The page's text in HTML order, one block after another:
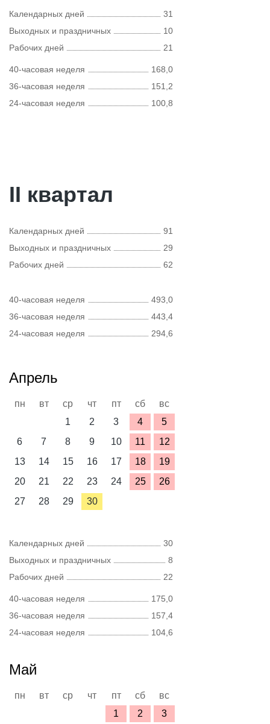
Календарных дней
31
Выходных и праздничных
10
Рабочих дней
21
40-часовая неделя
168,0
36-часовая неделя
151,2
24-часовая неделя
100,8
II квартал
Календарных дней
91
Выходных и праздничных
29
Рабочих дней
62
40-часовая неделя
493,0
36-часовая неделя
443,4
24-часовая неделя
294,6
Апрель
пн вт ср чт пт сб
вс
1
2 3 4
5
6
7 8 9 10 11
12
13
14 15 16 17 18
19
20
21 22 23 24 25
26
27
28 29 30
Календарных дней
30
Выходных и праздничных
8
Рабочих дней
22
40-часовая неделя
175,0
36-часовая неделя
157,4
24-часовая неделя
104,6
Май
пн вт ср чт пт сб
вс
1
2
3